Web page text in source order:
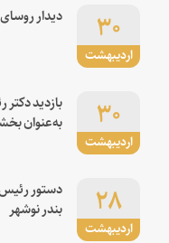
اردیبهشت
۳۰ دیدار
اردیبهشت
۳۰
بازدید دکتر
به‌عنوان
اردیبهشت
۲۸
دستور
بندر نوشهر